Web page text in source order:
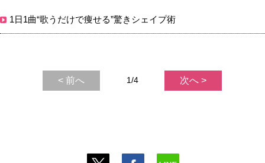
1日1曲“歌うだけで痩せる”驚きシェイプ術
< 前へ 1/4 次へ >